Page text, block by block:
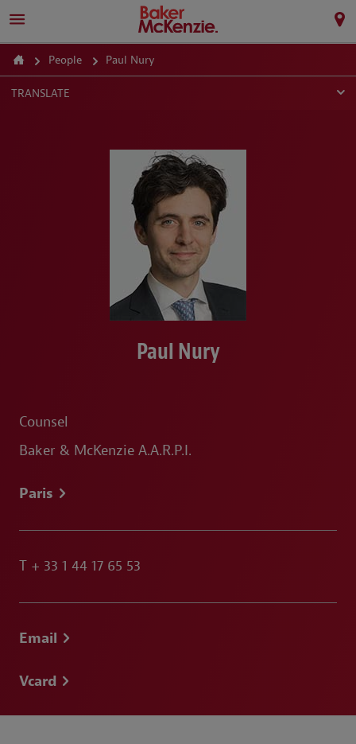
People Paul Nury
TRANSLATE
Paul Nury
Counsel
Baker & McKenzie A.A.R.P.I.
Paris
T + 33 1 44 17 65 53
Email
Vcard